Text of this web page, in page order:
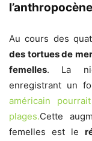
Au cours des
des tortues de
femelles. La
enregistrant un
américain
plages.Cette
femelles est le